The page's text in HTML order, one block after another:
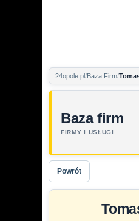
24opole.pl Baza Firm
Baza firm
FIRMY I USŁUGI
Powrót